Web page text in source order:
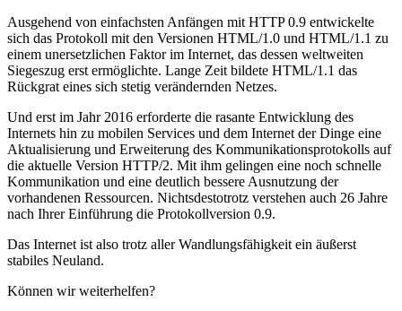
Ausgehend von einfachsten Anfängen mit HTTP 0.9 entwickelte
sich das Protokoll mit den Versionen HTML/1.0 und HTML/1.1 zu
einem unersetzlichen Faktor im Internet, das dessen weltweiten
Siegeszug erst ermöglichte. Lange Zeit bildete HTML/1.1 das
Rückgrat eines sich stetig verändernden Netzes.
Und erst im Jahr 2016 erforderte die rasante Entwicklung des
Internets hin zu mobilen Services und dem Internet der Dinge eine
Aktualisierung und Erweiterung des Kommunikationsprotokolls auf
die aktuelle Version HTTP/2. Mit ihm gelingen eine noch schnelle
Kommunikation und eine deutlich bessere Ausnutzung der
vorhandenen Ressourcen. Nichtsdestotrotz verstehen auch 26 Jahre
nach Ihrer Einführung die Protokollversion 0.9.
Das Internet ist also trotz aller Wandlungsfähigkeit ein äußerst
stabiles Neuland.
Können wir weiterhelfen?